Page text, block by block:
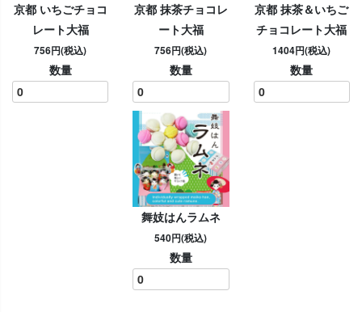
京都 いちごチョコ
レート大福
756円(税込)
数量
京都 抹茶チョコレ
ート大福
756円(税込)
数量
京都 抹茶＆いちご
チョコレート大福
1404円(税込)
数量
舞妓はんラムネ
540円(税込)
数量